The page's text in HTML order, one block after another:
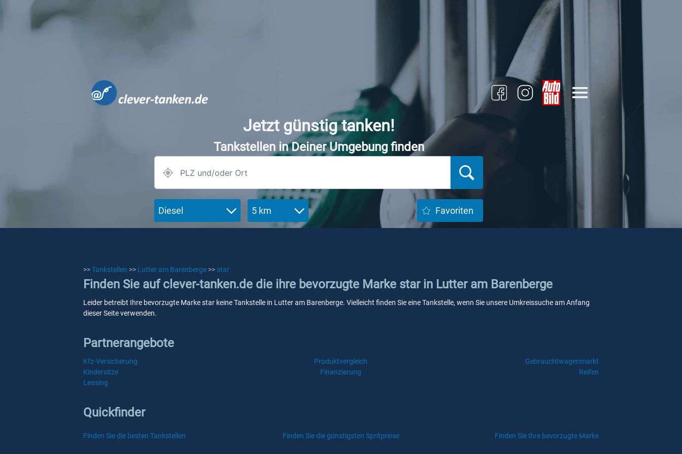
Jetzt günstig tanken!
Tankstellen in Deiner Umgebung finden
Diesel 5 km Favoriten
>>Tankstellen >> Lutter am Barenberge >> star
Finden Sie auf clever-tanken.de die ihre bevorzugte Marke star in Lutter am Barenberge
Leider betreibt Ihre bevorzugte Marke star keine Tankstelle in Lutter am Barenberge. Vielleicht finden Sie eine Tankstelle, wenn Sie unsere Umkreissuche am Anfang
dieser Seite verwenden.
Partnerangebote
Kfz-Versicherung Produktvergleich
Gebrauchtwagenmarkt
Kindersitze
Finanzierung
Reifen
Leasing
Quickfinder
Finden Sie die besten Tankstellen Finden Sie die günstigsten Spritpreise Finden Sie Ihre bevorzugte Marke